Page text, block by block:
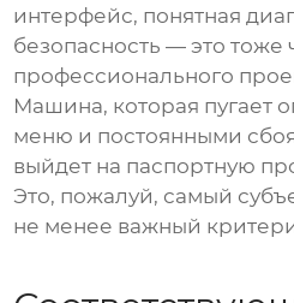
интерфейс, понятная
безопасность — это тоже
профессионального
Машина, которая пугает
меню и постоянными
выйдет на паспортную
Это, пожалуй, самый
не менее важный